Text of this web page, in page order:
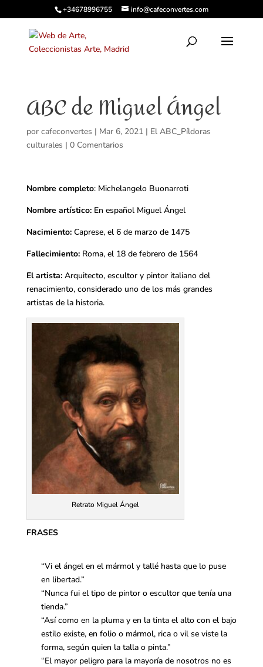
+34678996755 info@cafeconvertes.com
ABC de Miguel Ángel
por cafeconvertes | Mar 6, 2021| El ABC_Píldoras
culturales | 0 Comentarios
Nombre completo: Michelangelo Buonarroti
Nombre artístico:En español Miguel Ángel
Nacimiento:Caprese, el 6 de marzo de 1475
Fallecimiento:Roma, el 18 de febrero de 1564
El artista:Arquitecto, escultor y pintor italiano del
renacimiento, considerado uno de los más grandes
artistas de la historia.
Retrato Miguel Ángel
FRASES
“Vi el ángel en el mármol y tallé hasta que lo puse
en libertad.”
“Nunca fui el tipo de pintor o escultor que tenía una
tienda.”
“Así como en la pluma y en la tinta el alto con el bajo
estilo existe, en folio o mármol, rica o vil se viste la
forma, según quien la talla o pinta.”
“El mayor peligro para la mayoría de nosotros no es